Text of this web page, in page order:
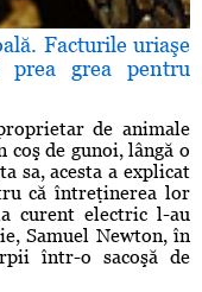
Facturile uriaşe
prea grea pentru
de animale
de gunoi, lângă o
sa, acesta a explicat
că întreţinerea lor
curent electric l-au
Samuel Newton, în
într-o sacoşă de